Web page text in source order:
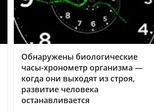
Обнаружены биологические
часы-хронометр организма —
когда они выходят из строя,
развитие человека
останавливается